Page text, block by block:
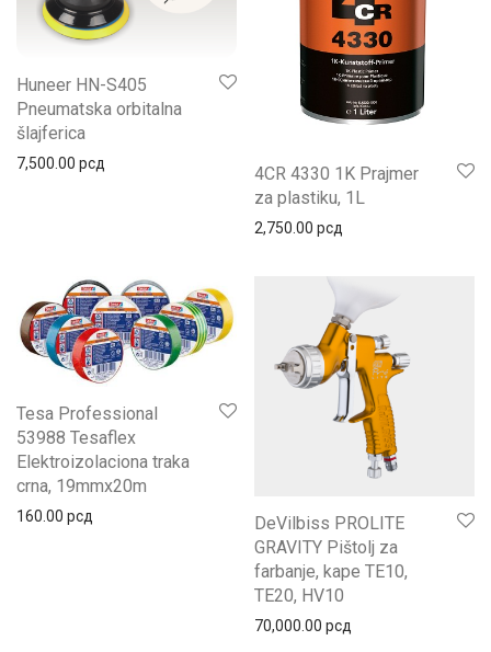
Huneer HN-S405
Pneumatska orbitalna
šlajferica
7,500.00 рсд
4CR 4330 1K Prajmer
za plastiku, 1L
2,750.00 рсд
Tesa Professional
53988 Tesaflex
Elektroizolaciona traka
crna, 19mmx20m
160.00 рсд
DeVilbiss PROLITE
GRAVITY Pištolj za
farbanje, kape TE10,
TE20, HV10
70,000.00 рсд